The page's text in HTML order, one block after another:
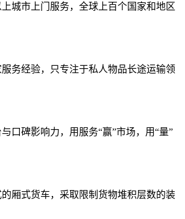
城市上门服务，全球上百个国家和地区
务经验，只专注于私人物品长途运输领
口碑影响力，用服务“赢”市场，用“量”
厢式货车，采取限制货物堆积层数的装